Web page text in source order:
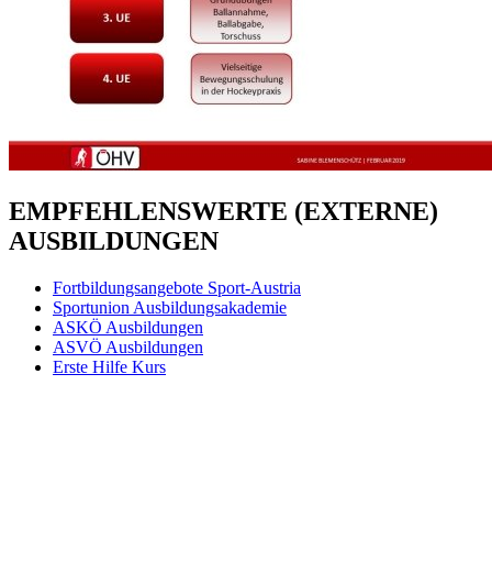
EMPFEHLENSWERTE (EXTERNE)
AUSBILDUNGEN
Fortbildungsangebote Sport-Austria
Sportunion Ausbildungsakademie
ASKÖ Ausbildungen
ASVÖ Ausbildungen
Erste Hilfe Kurs